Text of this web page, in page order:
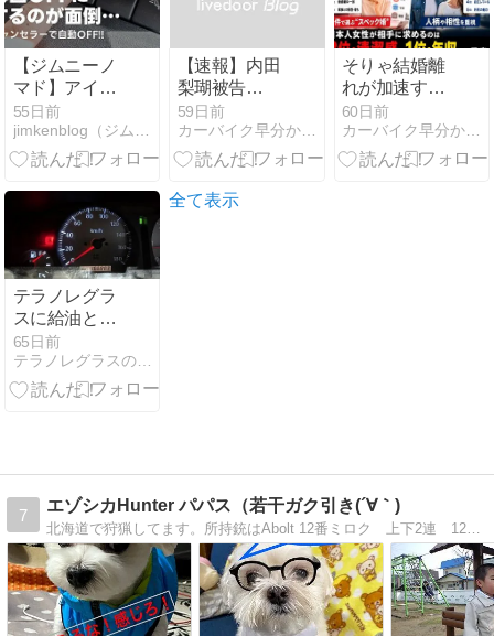
プ！
【ジムニーノ
マド】アイド
リングストッ
プを解除！キ
ャンセラーを
55日前
【速報】内田
梨瑚被告
（23）に懲役
27年を求刑 判
決は22日【旭
殺害】
59日前
カーバイク早分かり速報
そりゃ結婚離
れが加速する
わ 女性が相手
に求めるもの
日本「2位学
60日前
カーバイク早分かり速報
テラノレグラ
スに給油と燃
費計測（走行
距離：
166,883km）~
引~
65日前
テラノレグラスのブログ-SINCE 2020-
全て表示
7
エゾシカHunter パパス（若干ガク引き(´∀｀)
北海道で狩猟してます。所持銃はAbolt 12番ミロク 上下2連 12番ボブキャット 6.25mmです。週末ハンターです。